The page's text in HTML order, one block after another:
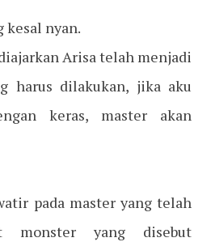
kesal nyan.
Arisa telah menjadi
harus dilakukan, jika aku
keras, master akan
pada master yang telah
monster yang disebut